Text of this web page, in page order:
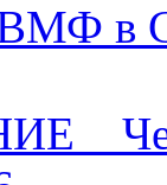
в